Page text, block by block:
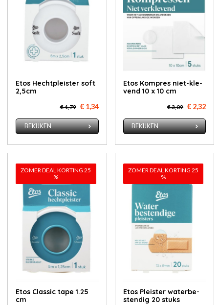
Etos Hecht­pleis­ter soft
2,5cm
€ 1,79 € 1,34
BEKIJKEN
Etos Kom­pres niet-kle­
vend 10 x 10 cm
€ 3,09 € 2,32
BEKIJKEN
ZOMER DEAL KORTING 25
%
Etos Clas­sic ta­pe 1.25
cm
ZOMER DEAL KORTING 25
%
Etos Pleis­ter wa­ter­be­
sten­dig 20 stuks